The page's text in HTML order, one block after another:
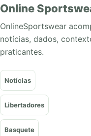
Online
OnlineSportswear
notícias, dados,
praticantes.
Notícias
Libertadores
Basquete